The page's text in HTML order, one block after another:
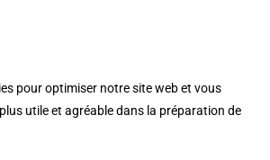
pour optimiser notre site web et vous
utile et agréable dans la préparation de